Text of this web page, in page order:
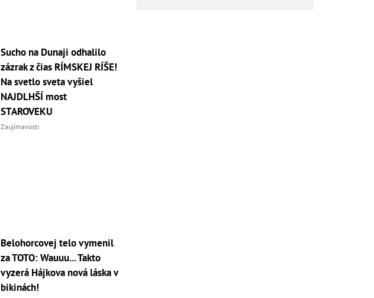
Sucho na Dunaji odhalilo
zázrak z čias RÍMSKEJ RÍŠE!
Na svetlo sveta vyšiel
NAJDLHŠÍ most
STAROVEKU
Zaujímavosti
Belohorcovej telo vymenil
za TOTO: Wauuu... Takto
vyzerá Hájkova nová láska v
bikinách!